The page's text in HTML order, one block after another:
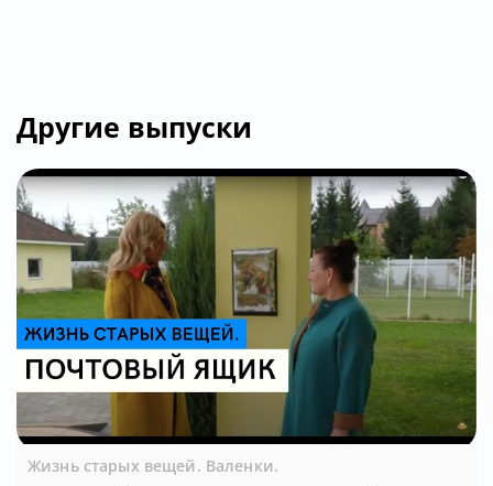
Другие выпуски
Жизнь старых вещей. Валенки.